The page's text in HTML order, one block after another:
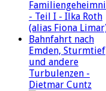
Bahnfahrt nach
Emden, Sturmtief
und andere
Turbulenzen -
Dietmar Cuntz